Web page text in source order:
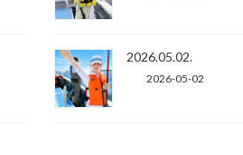
2026.05.02.
2026-05-02